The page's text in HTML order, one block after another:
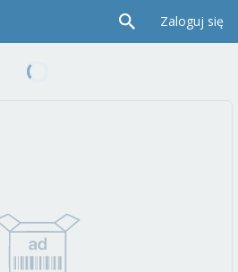
Zaloguj się